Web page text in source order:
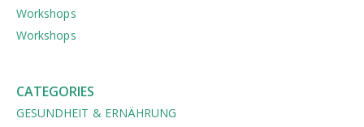
Workshops
Workshops
CATEGORIES
GESUNDHEIT & ERNÄHRUNG